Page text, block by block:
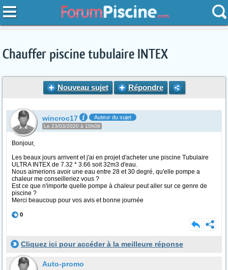
Chauffer piscine tubulaire INTEX
Nouveau sujet Répondre
wincroc17 Auteur du sujet
Le 23/03/2020 à 10h08
Bonjour,
Les beaux jours arrivent et j'ai en projet d'acheter une piscine Tubulaire
ULTRA INTEX de 7.32 * 3.66 soit 32m3 d'eau.
Nous aimerions avoir une eau entre 28 et 30 degré, qu'elle pompe a
chaleur me conseilleriez vous ?
Est ce que n'importe quelle pompe à chaleur peut aller sur ce genre de
piscine ?
Merci beaucoup pour vos avis et bonne journée
0
Cliquez ici pour accéder à la meilleure réponse
Auto-promo